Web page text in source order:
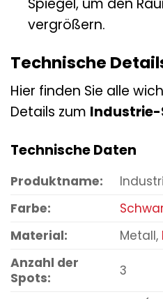
vergrößern.
Technische
Hier finden Sie alle
Details zum Industrie-
Technische Daten
Produktname:
Farbe:
Material:
Metall,
Anzahl der
Spots:
3